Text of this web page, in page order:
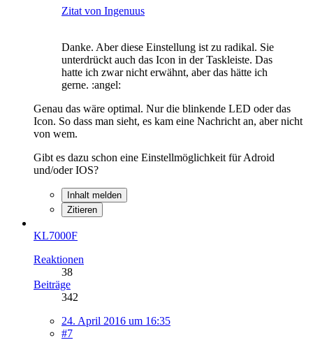
Zitat von Ingenuus
Danke. Aber diese Einstellung ist zu radikal. Sie
unterdrückt auch das Icon in der Taskleiste. Das
hatte ich zwar nicht erwähnt, aber das hätte ich
gerne. :angel:
Genau das wäre optimal. Nur die blinkende LED oder das
Icon. So dass man sieht, es kam eine Nachricht an, aber nicht
von wem.
Gibt es dazu schon eine Einstellmöglichkeit für Adroid
und/oder IOS?
Inhalt melden
Zitieren
KL7000F
Reaktionen
38
Beiträge
342
24. April 2016 um 16:35
#7